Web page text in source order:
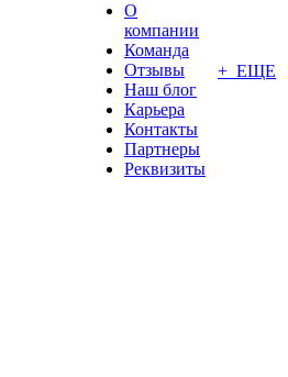
О
компании
Команда
Отзывы
Наш блог
Карьера
Контакты
Партнеры
Реквизиты
+ ЕЩЕ